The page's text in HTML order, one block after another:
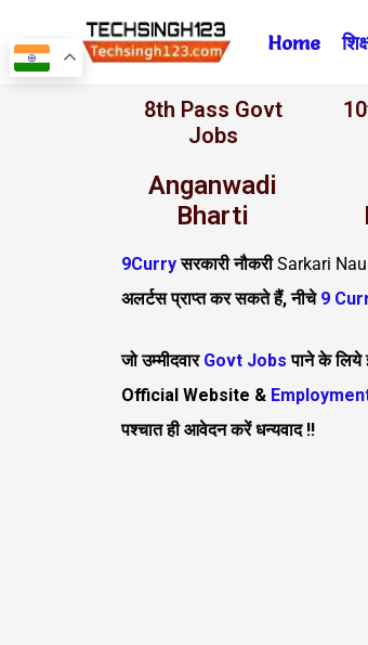
to
Home
8th Pass Govt
Jobs
Anganwadi
Bharti
9Curryसरकारी नौकरीSarkari
अलर्टस प्राप्त कर सकते हैं, नीचे 9
जो उम्मीदवार Govt Jobs पाने के लिये
Official Website &
पश्चात ही आवेदन करें धन्यवाद !!